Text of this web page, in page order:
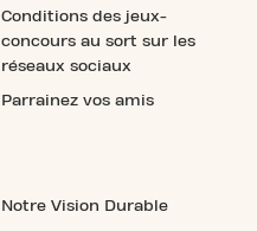
Conditions des jeux-
concours au sort sur les
réseaux sociaux
Parrainez vos amis
Notre Vision Durable